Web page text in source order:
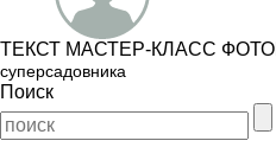
ТЕКСТ МАСТЕР-КЛАСС
суперсадовника
Поиск